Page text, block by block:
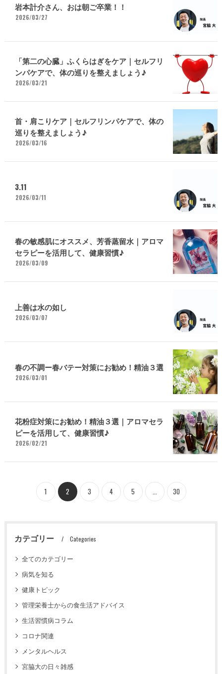
岩本計介さん、おは朝ご卒業！！
2026/03/27
「第二の心臓」ふくらはぎをケア｜セルフリ
ンパケアで、体の巡りを整えましょう♪
2026/03/21
首・肩こりケア｜セルフリンパケアで、体の
巡りを整えましょう♪
2026/03/16
3.11
2026/03/11
春の敏感肌にオススメ、芳香蒸留水｜アロマ
セラピーを活用して、健康習慣♪
2026/03/09
上善は水の如し
2026/03/07
春の不調ー春バテー対策にお勧め！精油３選
2026/03/01
花粉症対策にお勧め！精油３選｜アロマセラ
ピーを活用して、健康習慣♪
2026/02/21
1 2 3 4 5 ... 30
カテゴリー Categories
全てのカテゴリー
病気を知る
健康トピック
管理栄養士からの食生活アドバイス
生活習慣病コラム
コロナ関連
メンタルヘルス
宮脇大の日々雑感